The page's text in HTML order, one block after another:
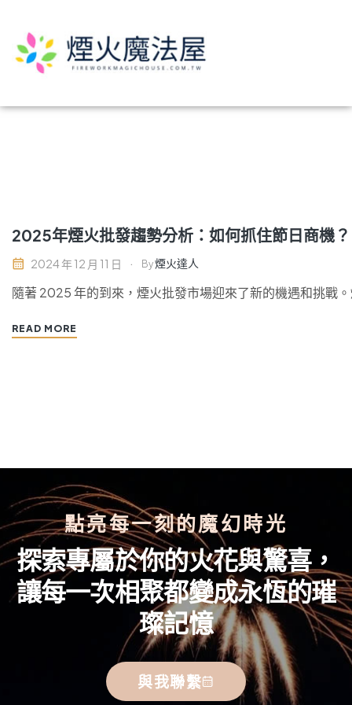
2025年煙火批發趨勢分析：如何抓住節日商機？
2024 年 12 月 11 日 By煙火達人
隨著 2025 年的到來，煙火批發市場迎來了新的機遇和挑戰
READ MORE
點亮每一刻的魔幻時光
探索專屬於你的火花與驚喜，
讓每一次相聚都變成永恆的璀
璨記憶
與我聯繫